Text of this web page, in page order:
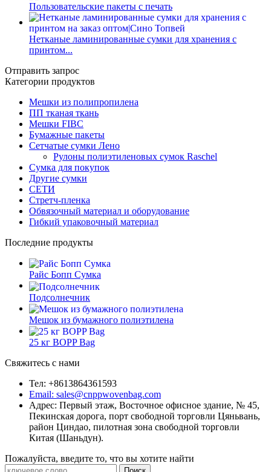
Пользовательские пакеты с печать
Нетканые ламинированные сумки для хранения с
принтом...
Отправить запрос
Категории продуктов
Мешки из полипропилена
ПП тканая ткань
Мешки FIBC
Бумажные пакеты
Сетчатые сумки Лено
Рулоны полиэтиленовых сумок Raschel
Сумка для покупок
Другие сумки
СЕТИ
Стретч-пленка
Обвязочный материал и оборудование
Гибкий упаковочный материал
Последние продукты
Райс Бопп Сумка
Подсолнечник
Мешок из бумажного полиэтилена
25 кг BOPP Bag
Свяжитесь с нами
Тел: +8613864361593
Email: sales@cnppwovenbag.com
Адрес: Первый этаж, Восточное офисное здание, № 45,
Пекинская дорога, порт свободной торговли Цяньвань,
район Циндао, пилотная зона свободной торговли
Китая (Шаньдун).
Пожалуйста, введите то, что вы хотите найти